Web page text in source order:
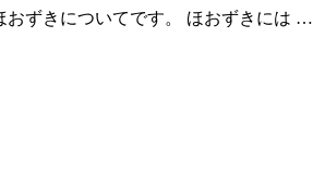
おずきについてです。 ほおずきには …